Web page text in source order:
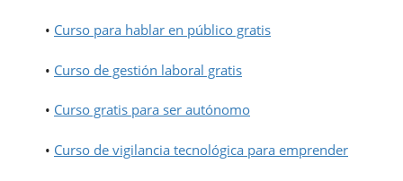
• Curso para hablar en público gratis
• Curso de gestión laboral gratis
• Curso gratis para ser autónomo
• Curso de vigilancia tecnológica para emprender